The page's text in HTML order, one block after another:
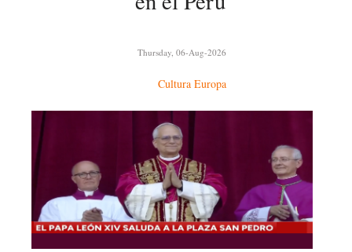
Thursday, 06-Aug-2026
Cultura Europa